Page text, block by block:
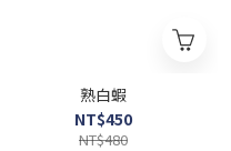
熟白蝦
NT$450
NT$480